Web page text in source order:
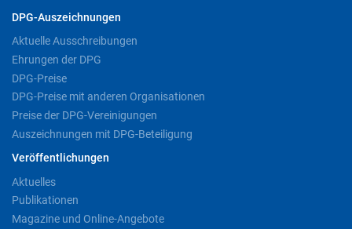
DPG-Auszeichnungen
Aktuelle Ausschreibungen
Ehrungen der DPG
DPG-Preise
DPG-Preise mit anderen Organisationen
Preise der DPG-Vereinigungen
Auszeichnungen mit DPG-Beteiligung
Veröffentlichungen
Aktuelles
Publikationen
Magazine und Online-Angebote